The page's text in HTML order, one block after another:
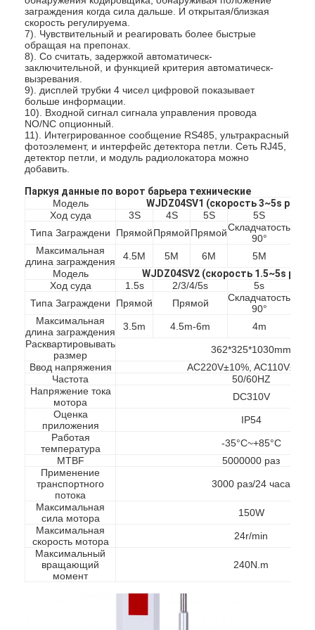
Домой
Продукты
О нас
Экскурсия по заводу
Контроль качества
Новости
Случаи
Поговорите сейчас
Турникет
Парковочный шлагбаум
заграждения когда сила дальше. И открытая/близкая
скорость регулируема.
7). Чувствительный и реагировать более быстрые
обращая на препонах.
8). Со считать, задержкой автоматическ-
заключительной, и функцией критерия автоматическ-
вызревания.
9). дисплей трубки 4 чисел цифровой показывает
больше информации.
10). Входной сигнал сигнала управления провода
NO/NC опционный.
11). Интегрированное сообщение RS485, ультракрасный
фотоэлемент, и интерфейс детектора петли. Сеть RJ45,
детектор петли, и модуль радиолокатора можно
добавить.
Паркуя данные по ворот барьера технические
Модель
WJDZ04SV1 (скорость 3~5s
Ход суда
3S 4S 5S 5S
Типа Заграждени
ПрямойПрямойПрямойСкладчатость
90°
Максимальная
длина заграждения
4.5M 5M 6M 5M
Модель
WJDZ04SV2 (скорость 1.5~5s
Ход суда
1.5s 2/3/4/5s 5s
Типа Заграждени
Прямой Прямой
Складчатость
90°
Максимальная
длина заграждения
3.5m 4.5m-6m 4m
Расквартировывать
размер
362*325*1030mm
Ввод напряжения
AC220V±10%, AC110V±10%
Частота
50/60HZ
Напряжение тока
мотора
DC310V
Оценка
приложения
IP54
Работая
температура
-35°C~+85°C
MTBF
5000000 раз
Применение
транспортного
потока
3000 раз/24 часа
Максимальная
сила мотора
150W
Максимальная
скорость мотора
24r/min
Максимальный
вращающий
момент
240N.m